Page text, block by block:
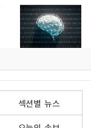
섹션별 뉴스